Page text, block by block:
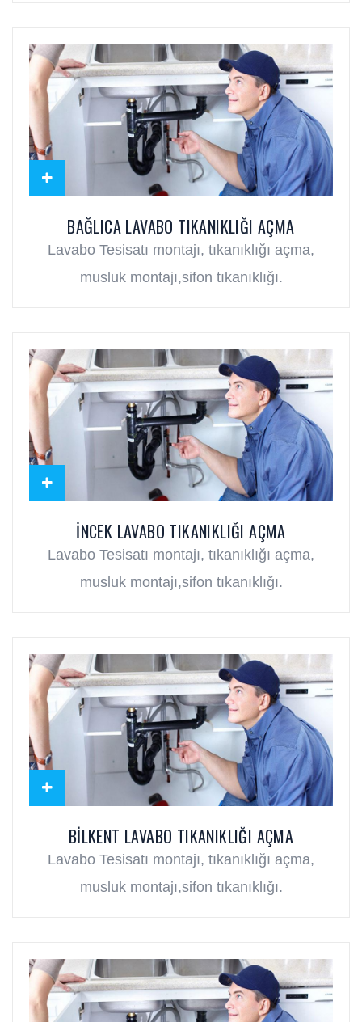
BAĞLICA LAVABO TIKANIKLIĞI AÇMA
Lavabo Tesisatı montajı, tıkanıklığı açma,
musluk montajı,sifon tıkanıklığı.
İNCEK LAVABO TIKANIKLIĞI AÇMA
Lavabo Tesisatı montajı, tıkanıklığı açma,
musluk montajı,sifon tıkanıklığı.
BILKENT LAVABO TIKANIKLIĞI AÇMA
Lavabo Tesisatı montajı, tıkanıklığı açma,
musluk montajı,sifon tıkanıklığı.